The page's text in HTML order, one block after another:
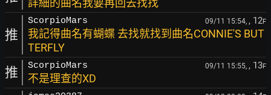
詳細的曲名我要再回去找找
推
ScorpioMars 09/11 15:54, , 12F
我記得曲名有蝴蝶 去找就找到曲名CONNIE'S BUT
TERFLY
推 ScorpioMars 09/11 15:55, , 13F
不是理查的XD